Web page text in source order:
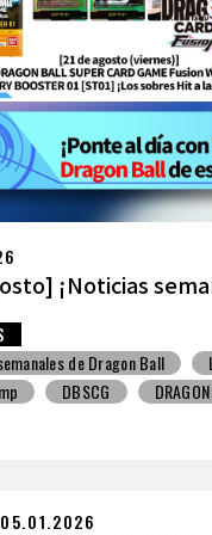
¡Noticias
de Dragon Ball
SUPER DIVERS
05.01.2026